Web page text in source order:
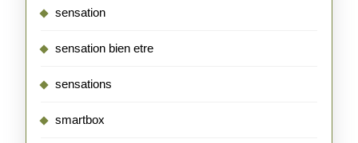
sensation
sensation bien etre
sensations
smartbox